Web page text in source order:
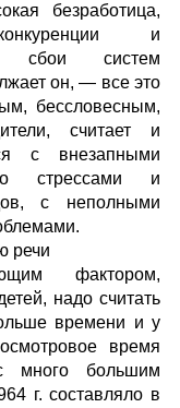
безработица,
и
сбои систем
он, — все это
бессловесным,
считает и
с внезапными
стрессами и
с неполными
речи
фактором,
надо считать
времени и у
время
много большим
г. составляло в